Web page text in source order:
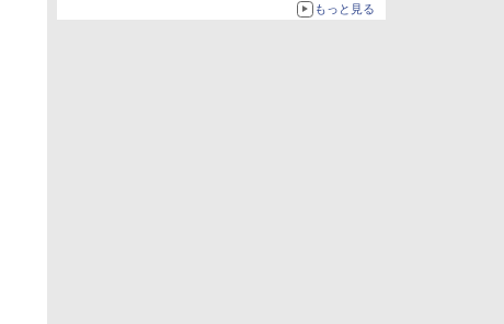
ニンテンドーeショップでは「大神 絶景版」が
もっと見る